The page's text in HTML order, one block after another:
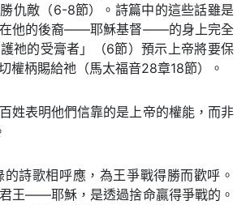
仇敵（6-8節）。詩篇中的這些話雖是
在他的後裔——耶穌基督——的身上完全
祂的受膏者」（6節）預示上帝將要保
權柄賜給祂（馬太福音28章18節）。
姓表明他們信靠的是上帝的權能，而非
詩歌相呼應，為王爭戰得勝而歡呼。
王——耶穌，是透過捨命贏得爭戰的。